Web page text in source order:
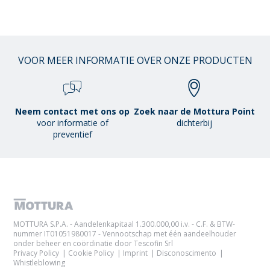
VOOR MEER INFORMATIE OVER ONZE PRODUCTEN
Neem contact met ons op
voor informatie of
preventief
Zoek naar de Mottura Point
dichterbij
MOTTURA S.P.A. - Aandelenkapitaal 1.300.000,00 i.v. - C.F. & BTW-
nummer IT01051980017 - Vennootschap met één aandeelhouder
onder beheer en coördinatie door Tescofin Srl
Privacy Policy
Cookie Policy Imprint
Disconoscimento
Whistleblowing